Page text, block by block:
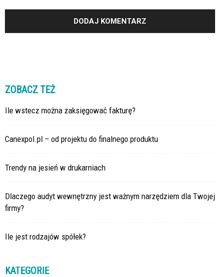
ZOBACZ TEŻ
Ile wstecz można zaksięgować fakturę?
Canexpol.pl – od projektu do finalnego produktu
Trendy na jesień w drukarniach
Dlaczego audyt wewnętrzny jest ważnym narzędziem dla Twojej
firmy?
Ile jest rodzajów spółek?
KATEGORIE